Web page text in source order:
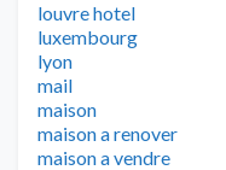
louvre hotel
luxembourg
lyon
mail
maison
maison a renover
maison a vendre